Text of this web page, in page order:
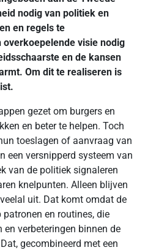
nodig van politiek en
en regels te
visie nodig
en de kansen
Om dit te realiseren is
gezet om burgers en
en beter te helpen. Toch
toeslagen of aanvraag van
een versnipperd systeem van
van de politiek signaleren
knelpunten. Alleen blijven
uit. Dat komt omdat de
en routines, die
verbeteringen binnen de
gecombineerd met een